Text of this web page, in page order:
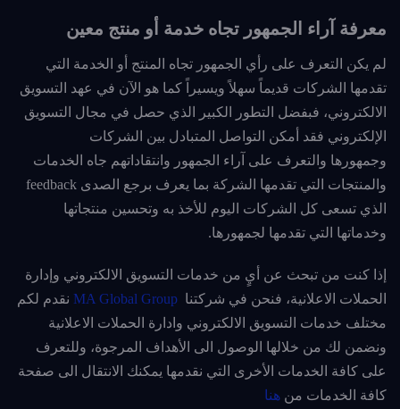
معرفة آراء الجمهور تجاه خدمة أو منتج معين
لم يكن التعرف على رأي الجمهور تجاه المنتج أو الخدمة التي
تقدمها الشركات قديماً سهلاً ويسيراً كما هو الآن في عهد التسويق
الالكتروني، فبفضل التطور الكبير الذي حصل في مجال التسويق
الإلكتروني فقد أمكن التواصل المتبادل بين الشركات
وجمهورها والتعرف على آراء الجمهور وانتقاداتهم جاه الخدمات
والمنتجات التي تقدمها الشركة بما يعرف برجع الصدى feedback
الذي تسعى كل الشركات اليوم للأخذ به وتحسين منتجاتها
وخدماتها التي تقدمها لجمهورها.
إذا كنت من تبحث عن أيٍ من خدمات التسويق الالكتروني وإدارة
الحملات الاعلانية، فنحن في شركتنا MA Global Group نقدم لكم
مختلف خدمات التسويق الالكتروني وادارة الحملات الاعلانية
ونضمن لك من خلالها الوصول الى الأهداف المرجوة، وللتعرف
على كافة الخدمات الأخرى التي نقدمها يمكنك الانتقال الى صفحة
كافة الخدمات من هنا